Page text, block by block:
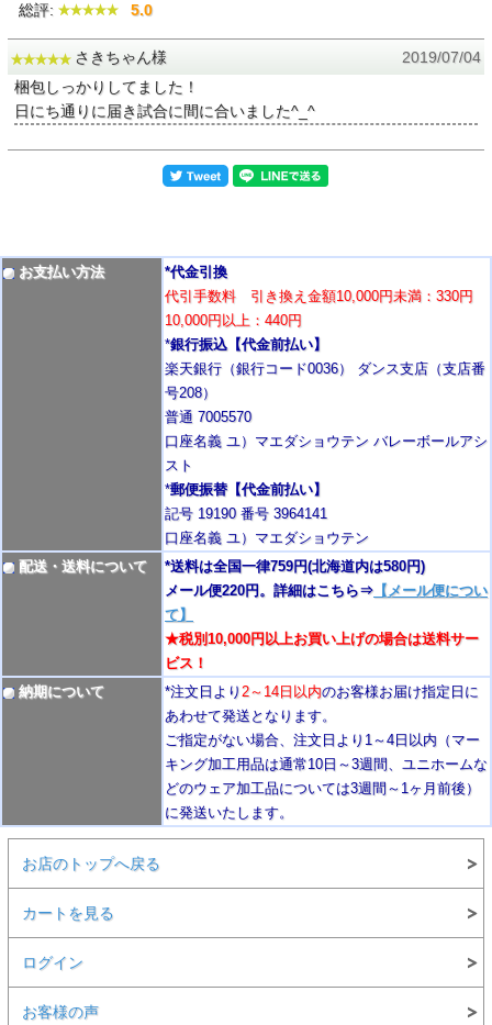
総評: 5.0
さきちゃん様
2019/07/04
梱包しっかりしてました！
日にち通りに届き試合に間に合いました^_^
お支払い方法
*代金引換
代引手数料 引き換え金額10,000円未満：330円
10,000円以上：440円
*銀行振込【代金前払い】
楽天銀行（銀行コード0036） ダンス支店（支店番
号208）
普通 7005570
口座名義 ユ）マエダショウテン バレーボールアシ
スト
*郵便振替【代金前払い】
記号 19190 番号 3964141
口座名義 ユ）マエダショウテン
配送・送料について
*送料は全国一律759円(北海道内は580円)
メール便220円。詳細はこちら⇒ 【メール便につい
て】
★税別10,000円以上お買い上げの場合は送料サー
ビス！
納期について
*注文日より2～14日以内のお客様お届け指定日に
あわせて発送となります。
ご指定がない場合、注文日より1～4日以内 （マー
キング加工用品は通常10日 ～3週間、ユニホームな
どのウェア加工品については3週間～ 1ヶ月前後 ）
に発送いたします。
お店のトップへ戻る
カートを見る
ログイン
お客様の声